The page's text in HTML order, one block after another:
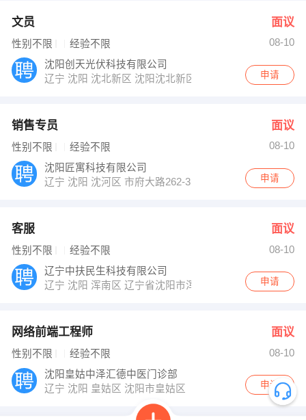
文员 面议
性别不限 经验不限
08-10
沈阳创天光伏科技有限公司
辽宁 沈阳 沈北新区 沈阳沈北新区兴隆台镇救兵台村
申请
销售专员 面议
性别不限 经验不限
08-10
沈阳匠寓科技有限公司
辽宁 沈阳 沈河区 市府大路262-3号 新华天玺大厦D座20
申请
客服 面议
性别不限 经验不限
08-10
辽宁中扶民生科技有限公司
辽宁 沈阳 浑南区 辽宁省沈阳市浑南区上深沟村860-6号
申请
网络前端工程师 面议
性别不限 经验不限
08-10
沈阳皇姑中泽汇德中医门诊部
辽宁 沈阳 皇姑区 沈阳市皇姑区
申请